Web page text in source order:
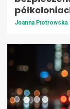
Joanna Piotrowska